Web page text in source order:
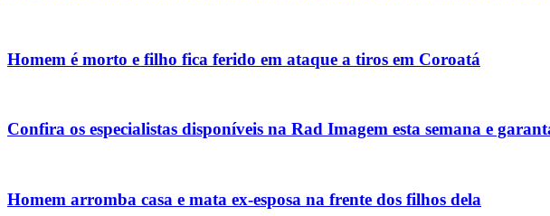
Homem é morto e filho fica ferido em ataque a tiros em Coroatá
Confira os especialistas disponíveis na Rad Imagem esta semana e
Homem arromba casa e mata ex-esposa na frente dos filhos dela